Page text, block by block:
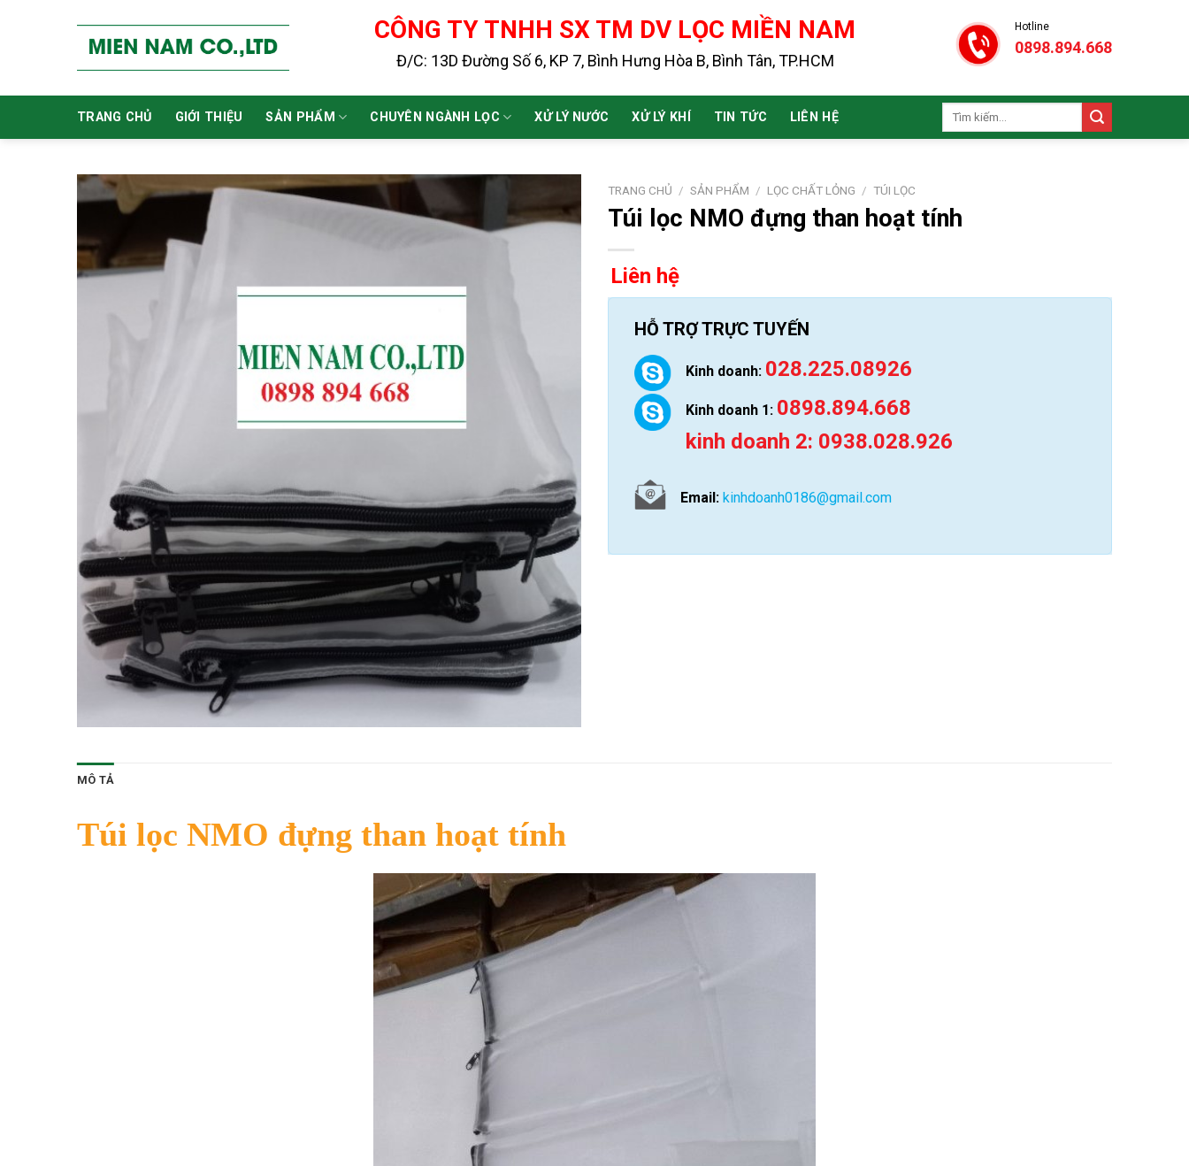
CÔNG TY TNHH SX TM DV LỌC MIỀN NAM
Đ/C: 13D Đường Số 6, KP 7, Bình Hưng Hòa B, Bình Tân, TP.HCM
Hotline
0898.894.668
TRANG CHỦ GIỚI THIỆU SẢN PHẨM CHUYÊN NGÀNH LỌC XỬ LÝ NƯỚC XỬ LÝ KHÍ TIN TỨC LIÊN HỆ
Tìm
TRANG CHỦ / SẢN PHẨM / LỌC CHẤT LỎNG / TÚI LỌC
Túi lọc NMO đựng than hoạt tính
Liên hệ
HỖ TRỢ TRỰC TUYẾN
Kinh doanh: 028.225.08926
Kinh doanh 1: 0898.894.668
kinh doanh 2: 0938.028.926
Email: kinhdoanh0186@gmail.com
MÔ TẢ
Túi lọc NMO đựng than hoạt tính